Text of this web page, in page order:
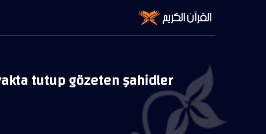
tutup gözeten şahidler